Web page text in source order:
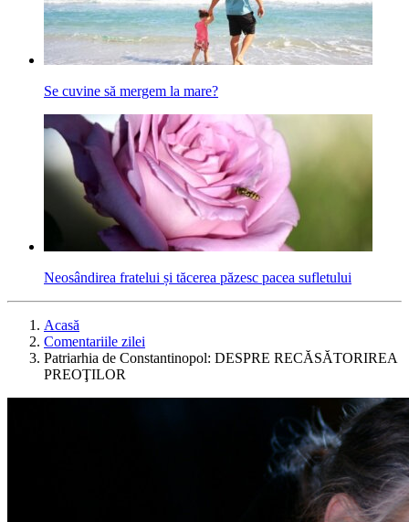
Se cuvine să mergem la mare?
Neosândirea fratelui și tăcerea păzesc pacea sufletului
Acasă
Comentariile zilei
Patriarhia de Constantinopol: DESPRE RECĂSĂTORIREA
PREOŢILOR